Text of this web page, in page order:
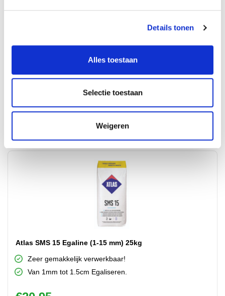
Details tonen
Alles toestaan
Selectie toestaan
Weigeren
Wij verkopen ook Egaline inAntwerpen.
Populaire producten
Atlas SMS 15 Egaline (1-15 mm) 25kg
Zeer gemakkelijk verwerkbaar!
Van 1mm tot 1.5cm Egaliseren.